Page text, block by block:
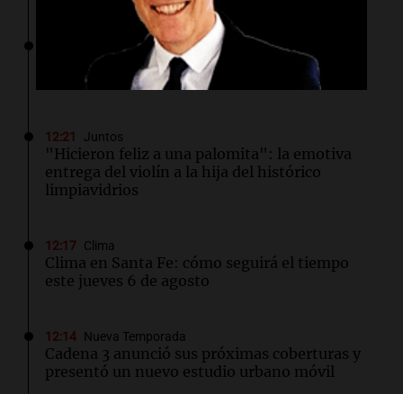
Clima en Mendoza: cómo seguirá el tiempo
este jueves 6 de agosto
12:21 Juntos
"Hicieron feliz a una palomita": la emotiva
entrega del violín a la hija del histórico
limpiavidrios
12:17 Clima
Clima en Santa Fe: cómo seguirá el tiempo
este jueves 6 de agosto
12:14 Nueva Temporada
Cadena 3 anunció sus próximas coberturas y
presentó un nuevo estudio urbano móvil